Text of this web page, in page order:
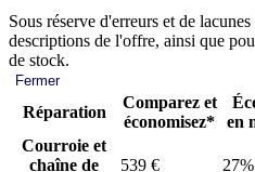
Sous réserve d'erreurs et de
descriptions de l'offre, ainsi que
de stock.
Fermer
Réparation
Comparez et
économisez*
en
Courroie et
chaîne de
539 € 27%